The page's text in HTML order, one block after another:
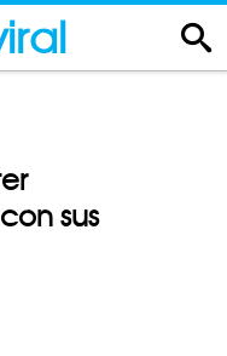
sus